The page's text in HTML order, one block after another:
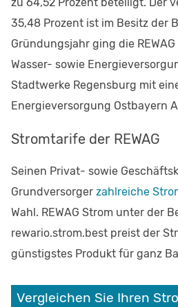
35,48 Prozent ist im Besitz der
Gründungsjahr ging die
Wasser- sowie
Stadtwerke Regensburg mit
Energieversorgung Ostbayern
Stromtarife der REWAG
Seinen Privat- sowie
Grundversorger zahlreiche
Wahl. REWAG Strom unter der
rewario.strom.best preist der
günstigstes Produkt für ganz
Vergleichen Sie Ihren